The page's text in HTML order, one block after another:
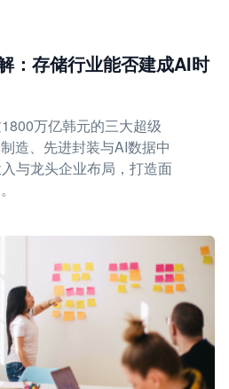
：存储行业能否建成AI时
万亿韩元的三大超级
造、先进封装与AI数据中
与龙头企业布局，打造面